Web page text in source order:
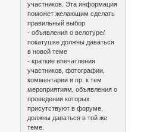
участников. Эта информация
поможет желающим сделать
правильный выбор
- объявления о велотуре/
покатушке должны даваться
в новой теме
- краткие впечатления
участников, фотографии,
комментарии и пр. к тем
мероприятиям, объявления о
проведении которых
присутствуют в форуме,
должны даваться в той же
теме.